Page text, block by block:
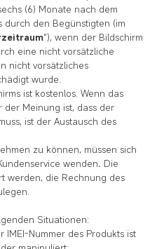
(6) Monate nach dem
durch den Begünstigten (im
"), wenn der Bildschirm
eine nicht vorsätzliche
nicht vorsätzliches
wurde.
ist kostenlos. Wenn das
der Meinung ist, dass der
ist der Austausch des
zu können, müssen sich
wenden. Die
werden, die Rechnung des
Situationen:
Nummer des Produkts ist